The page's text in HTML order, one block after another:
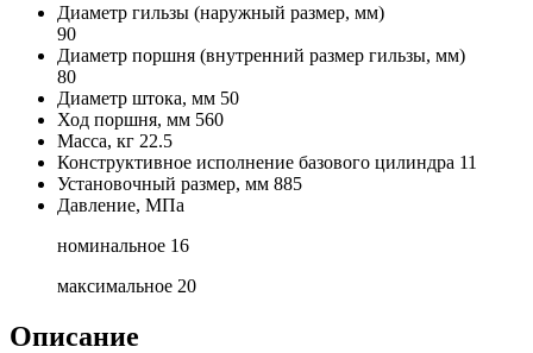
Диаметр гильзы (наружный размер, мм)
90
Диаметр поршня (внутренний размер гильзы, мм)
80
Диаметр штока, мм 50
Ход поршня, мм 560
Масса, кг 22.5
Конструктивное исполнение базового цилиндра 11
Установочный размер, мм 885
Давление, МПа
номинальное 16
максимальное 20
Описание